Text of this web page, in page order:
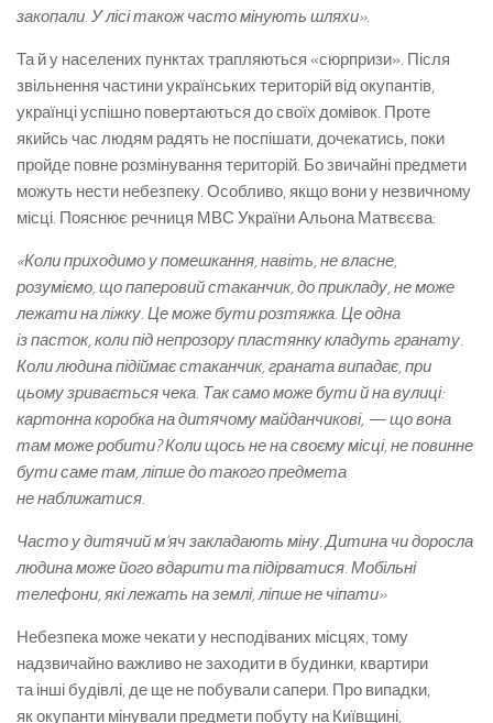
закопали. У лісі також часто мінують шляхи».
Та й у населених пунктах трапляються «сюрпризи». Після
звільнення частини українських територій від окупантів,
українці успішно повертаються до своїх домівок. Проте
якийсь час людям радять не поспішати, дочекатись, поки
пройде повне розмінування територій. Бо звичайні предмети
можуть нести небезпеку. Особливо, якщо вони у незвичному
місці. Пояснює речниця МВС України Альона Матвєєва:
«Коли приходимо у помешкання, навіть, не власне,
розуміємо, що паперовий стаканчик, до прикладу, не може
лежати на ліжку. Це може бути розтяжка. Це одна
із пасток, коли під непрозору пластянку кладуть гранату.
Коли людина підіймає стаканчик, граната випадає, при
цьому зривається чека. Так само може бути й на вулиці:
картонна коробка на дитячому майданчикові, — що вона
там може робити? Коли щось не на своєму місці, не повинне
бути саме там, ліпше до такого предмета
не наближатися.
Часто у дитячий м’яч закладають міну. Дитина чи доросла
людина може його вдарити та підірватися. Мобільні
телефони, які лежать на землі, ліпше не чіпати»
Небезпека може чекати у несподіваних місцях, тому
надзвичайно важливо не заходити в будинки, квартири
та інші будівлі, де ще не побували сапери. Про випадки,
як окупанти мінували предмети побуту на Київщині,